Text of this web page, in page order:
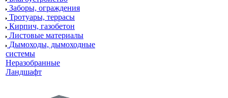
Заборы, ограждения
Тротуары, террасы
Кирпич, газобетон
Листовые материалы
Дымоходы, дымоходные
системы
Неразобранные
Ландшафт